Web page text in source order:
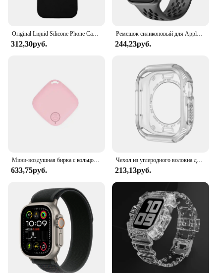
features, this case and bracelet set is a must-have
for anyone looking to elevate their iPhone's style
while ensuring it remains safe and secure.
Original Liquid Silicone Phone Case for iPhone 16 15 14 13 12 Pro Max Apple Cases for iPhone 12 13 mini 15 16 Plus Full Cover
312,30руб.
Ремешок силиконовый для Apple watch, браслет для iwatch Series 10 9 8 7 6 5 3 SE Ultra, 45 мм 41 мм 44 мм 49 мм 40 мм 38 42 мм 46 мм
244,23руб.
Мини-воздушная бирка с кольцом для ключей для домашних животных, умный GPS-трекер, совместимый с Apple Find My APP, детский пожилой анти-потерянный искатель
633,75руб.
Чехол из углеродного волокна для Apple Watch Series 10 42 мм 46 мм
213,13руб.